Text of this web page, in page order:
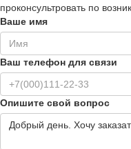
проконсультровать по
Ваше имя
Ваш телефон для связи
Опишите свой вопрос